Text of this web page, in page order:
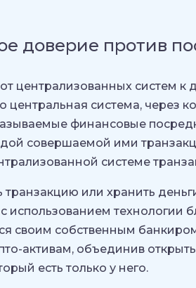
доверие против
централизованных систем к
система, через
финансовые
совершаемой ими
системе
или хранить
использованием технологии
своим собственным
активам, объединив
есть только у него.